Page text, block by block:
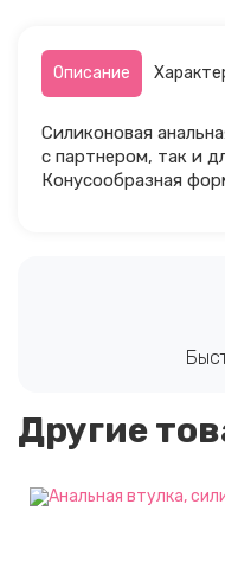
Описание
Силиконовая
с партнером, так и
Конусообразная
Другие